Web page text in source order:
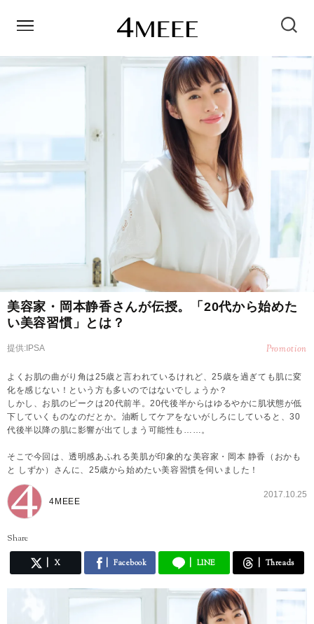
美容家・岡本静香さんが伝授。「20代から始めた
い美容習慣」とは？
提供:IPSA Promotion
よくお肌の曲がり角は25歳と言われているけれど、25歳を過ぎても肌に変
化を感じない！という方も多いのではないでしょうか？
しかし、お肌のピークは20代前半。20代後半からはゆるやかに肌状態が低
下していくものなのだとか。油断してケアをないがしろにしていると、30
代後半以降の肌に影響が出てしまう可能性も……。
そこで今回は、透明感あふれる美肌が印象的な美容家・岡本 静香（おかも
と しずか）さんに、25歳から始めたい美容習慣を伺いました！
4MEEE
2017.10.25
Share
X Facebook LINE Threads